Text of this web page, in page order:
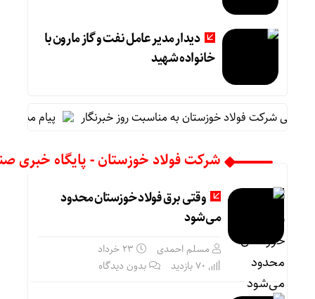
دیدار مدیر عامل نفت و گاز مارون با
خانواده شهید
شرکت فولاد خوزستان به مناسبت روز خبرنگار پیام
شرکت فولاد خوزستان - پایگاه خبری
وقتی برق فولاد خوزستان محدود
می‌شود
مسلم احمدی
۲۳ خرداد
بدون دیدگاه